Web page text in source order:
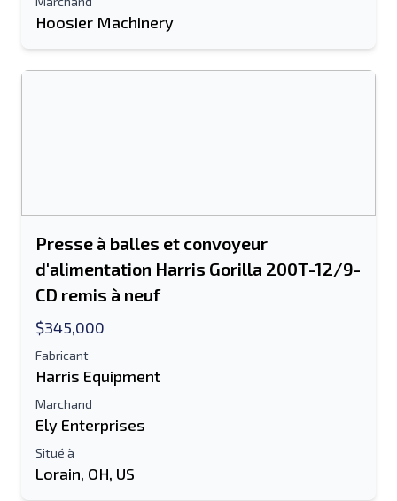
Adresse e-mail
Mobile
Hoosier Machinery
Presse à balles et convoyeur
d'alimentation Harris Gorilla 200T-12/9-
CD remis à neuf
$345,000
Fabricant
Harris Equipment
Marchand
Ely Enterprises
Situé à
Lorain, OH, US
Envoyer à un ami
Liste de texte sur un appareil mobile
Ton nom complet
Information additionnelle